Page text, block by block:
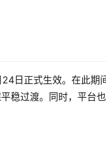
日正式生效。在此期
稳过渡。同时，平台